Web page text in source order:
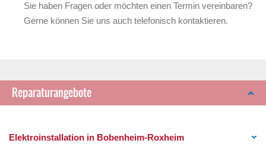
Sie haben Fragen oder möchten einen Termin vereinbaren?
Gerne können Sie uns auch telefonisch kontaktieren.
Reparaturangebote
Elektroinstallation in Bobenheim-Roxheim